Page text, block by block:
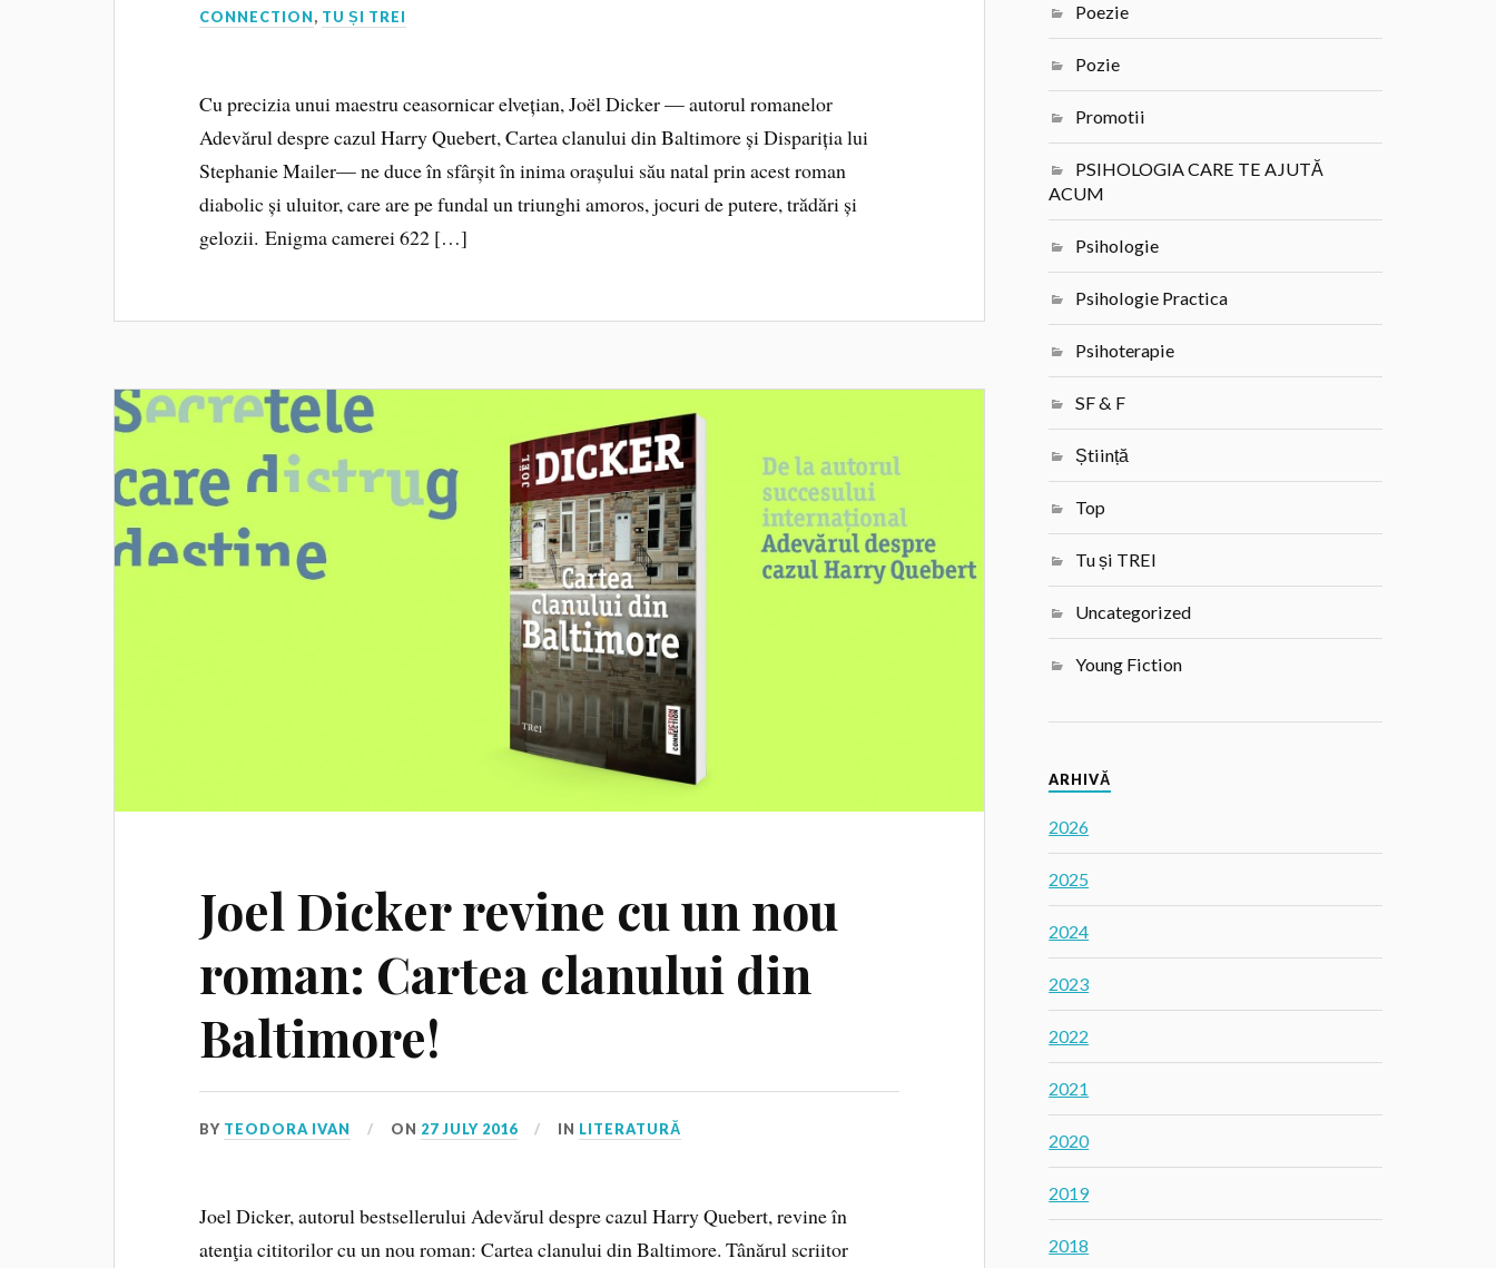
CONNECTION, TU ȘI TREI
Cu precizia unui maestru ceasornicar elvețian, Joël Dicker — autorul romanelor
Adevărul despre cazul Harry Quebert, Cartea clanului din Baltimore și Dispariția lui
Stephanie Mailer— ne duce în sfârșit în inima orașului său natal prin acest roman
diabolic și uluitor, care are pe fundal un triunghi amoros, jocuri de putere, trădări și
gelozii. Enigma camerei 622 […]
Joel Dicker revine cu un nou
roman: Cartea clanului din
Baltimore!
BY TEODORA IVAN ON 27 JULY 2016 IN LITERATURĂ
Joel Dicker, autorul bestsellerului Adevărul despre cazul Harry Quebert, revine în
atenţia cititorilor cu un nou roman: Cartea clanului din Baltimore. Tânărul scriitor
Poezie
Pozie
Promotii
PSIHOLOGIA CARE TE AJUTĂ
ACUM
Psihologie
Psihologie Practica
Psihoterapie
SF & F
Știință
Top
Tu și TREI
Uncategorized
Young Fiction
ARHIVĂ
2026
2025
2024
2023
2022
2021
2020
2019
2018